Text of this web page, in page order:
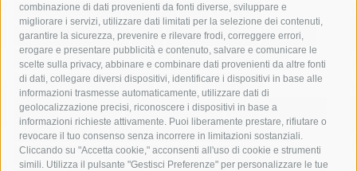
combinazione di dati provenienti da fonti diverse, sviluppare e
migliorare i servizi, utilizzare dati limitati per la selezione dei contenuti,
garantire la sicurezza, prevenire e rilevare frodi, correggere errori,
erogare e presentare pubblicità e contenuto, salvare e comunicare le
scelte sulla privacy, abbinare e combinare dati provenienti da altre fonti
di dati, collegare diversi dispositivi, identificare i dispositivi in base alle
informazioni trasmesse automaticamente, utilizzare dati di
geolocalizzazione precisi, riconoscere i dispositivi in base a
informazioni richieste attivamente. Puoi liberamente prestare, rifiutare o
revocare il tuo consenso senza incorrere in limitazioni sostanziali.
Cliccando su "Accetta cookie," acconsenti all'uso di cookie e strumenti
simili. Utilizza il pulsante "Gestisci Preferenze" per personalizzare le tue
costiera amalfitana
covid-19 eav
elezioni
fondazione sorrento
gori guardia costiera
incidente
lavori
lorenzo balducelli mare
massa lubrense
massimo coppola
Meta napoli
ordinanza
penisola sorrentina
piano di sorrento
polizia municipale
protezione civile
Regione Campania
sant'agnello
sindaco cuomo
sorrento studenti temporali
treni